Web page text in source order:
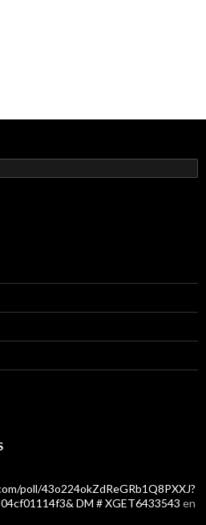
poll/43o224okZdReGRb1Q8PXXJ?
DM # XGET6433543 en